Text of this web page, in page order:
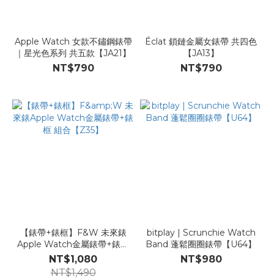
Apple Watch 女款不鏽鋼錶帶
｜星光色系列 共五款【JA21】
NT$790
Éclat 鎖鏈金屬女錶帶 共四色
【JA13】
NT$790
【錶帶+錶框】F&W 未來錶
Apple Watch金屬錶帶+錶框
組合【Z35】
NT$1,080
NT$1,490
bitplay | Scrunchie Watch
Band 蓬鬆圈圈錶帶【U64】
NT$980